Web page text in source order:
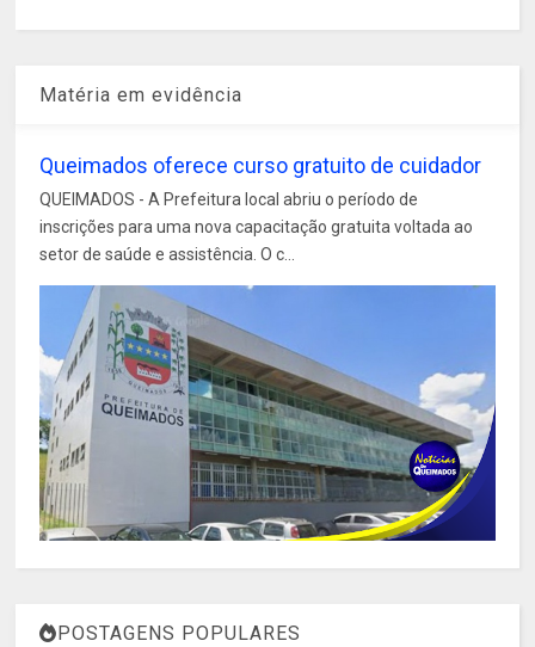
Matéria em evidência
Queimados oferece curso gratuito de cuidador
QUEIMADOS - A Prefeitura local abriu o período de
inscrições para uma nova capacitação gratuita voltada ao
setor de saúde e assistência. O c...
POSTAGENS POPULARES